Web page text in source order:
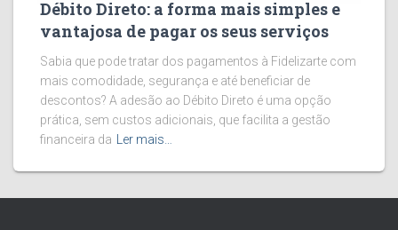
Débito Direto: a forma mais simples e
vantajosa de pagar os seus serviços
Sabia que pode tratar dos pagamentos à Fidelizarte com
mais comodidade, segurança e até beneficiar de
descontos? A adesão ao Débito Direto é uma opção
prática, sem custos adicionais, que facilita a gestão
financeira da Ler mais…